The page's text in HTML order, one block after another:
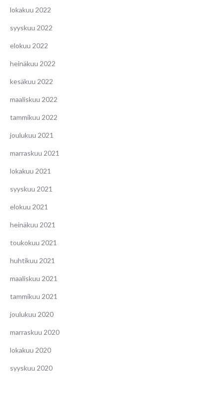
lokakuu 2022
syyskuu 2022
elokuu 2022
heinäkuu 2022
kesäkuu 2022
maaliskuu 2022
tammikuu 2022
joulukuu 2021
marraskuu 2021
lokakuu 2021
syyskuu 2021
elokuu 2021
heinäkuu 2021
toukokuu 2021
huhtikuu 2021
maaliskuu 2021
tammikuu 2021
joulukuu 2020
marraskuu 2020
lokakuu 2020
syyskuu 2020